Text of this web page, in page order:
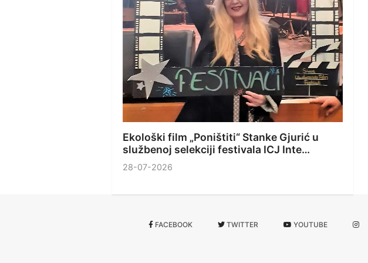
Ekološki film „Poništiti“ Stanke Gjurić u
službenoj selekciji festivala ICJ Inte…
28-07-2026
FACEBOOK TWITTER YOUTUBE